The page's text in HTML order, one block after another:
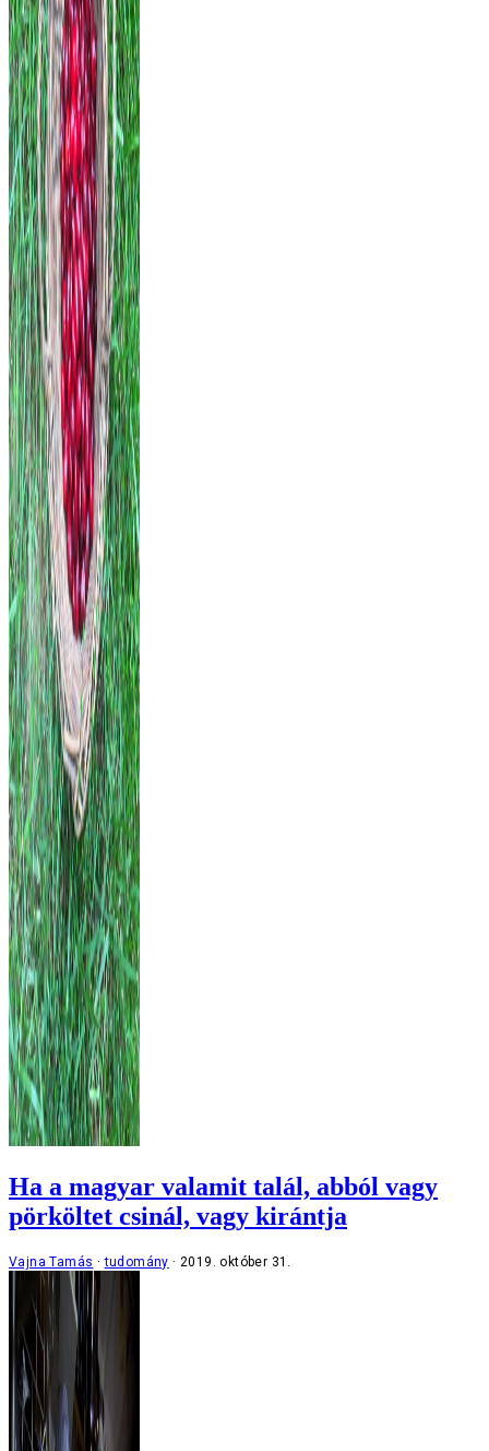
Ha a magyar valamit talál, abból vagy
pörköltet csinál, vagy kirántja
Vajna Tamás tudomány 2019. október 31.